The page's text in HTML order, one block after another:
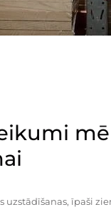
uzstādīšanas, īpaši